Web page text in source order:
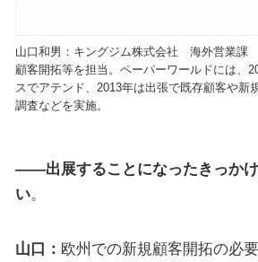
山口和男：キングジム株式会社 海外営業課
顧客開拓等を担当。ペーパーワールドには、
スでアテンド、2013年は出張で既存顧客や新
調査などを実施。
――出展することになったきっか
い。
山口： 欧州での新規顧客開拓の必